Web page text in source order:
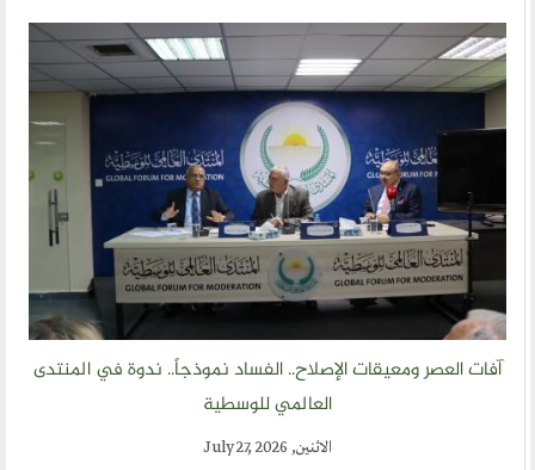
قالوا في المنتدى
روابط اخرى
أخبار العالم الاسلامي
التدريب
جديد المؤتمرات
خطب الجمعة
طلب توظيف
مشاركات القراء
مواقع صديقة
المؤتمرات
آفات العصر ومعيقات الإصلاح.. الفساد نموذجاً.. ندوة في المنتدى
العالمي للوسطية
الاثنين, July 27, 2026